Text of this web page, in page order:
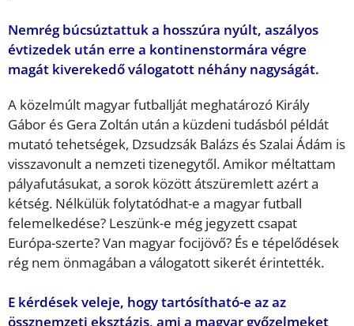
Nemrég búcsúztattuk a hosszúra nyúlt, aszályos
évtizedek után erre a kontinenstormára végre
magát kiverekedő válogatott néhány nagyságát.
A közelmúlt magyar futballját meghatározó Király
Gábor és Gera Zoltán után a küzdeni tudásból példát
mutató tehetségek, Dzsudzsák Balázs és Szalai Ádám is
visszavonult a nemzeti tizenegytől. Amikor méltattam
pályafutásukat, a sorok között átszüremlett azért a
kétség. Nélkülük folytatódhat-e a magyar futball
felemelkedése? Leszünk-e még jegyzett csapat
Európa-szerte? Van magyar focijövő? És e tépelődések
rég nem önmagában a válogatott sikerét érintették.
E kérdések veleje, hogy tartósítható-e az az
össznemzeti eksztázis, ami a magyar győzelmeket